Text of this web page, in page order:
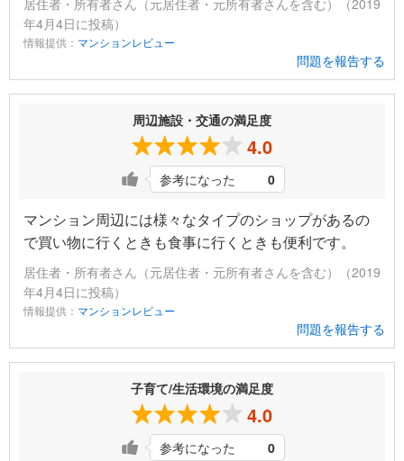
居住者・所有者さん（元居住者・元所有者さんを含む）（2019
年4月4日に投稿）
情報提供： マンションレビュー
問題を報告する
周辺施設・交通の満足度
4.0
参考になった 0
マンション周辺には様々なタイプのショップがあるの
で買い物に行くときも食事に行くときも便利です。
居住者・所有者さん（元居住者・元所有者さんを含む）（2019
年4月4日に投稿）
情報提供： マンションレビュー
問題を報告する
子育て/生活環境の満足度
4.0
参考になった 0